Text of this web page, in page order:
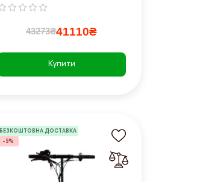
43273₴41110₴
Купити
БЕЗКОШТОВНА ДОСТАВКА
-5%